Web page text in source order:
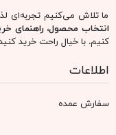
ما تلاش می‌کنیم تجربه‌ای
انتخاب محصول، راهنمای
کنیم. با خیال راحت خرید
اطلاعات
سفارش عمده